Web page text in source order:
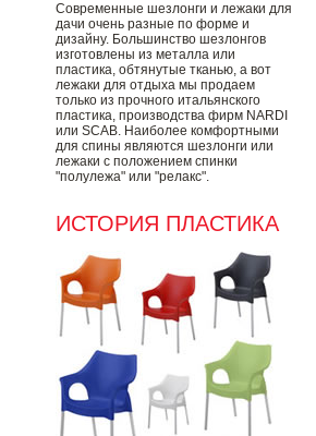
Современные шезлонги и лежаки для
дачи очень разные по форме и
дизайну. Большинство шезлонгов
изготовлены из металла или
пластика, обтянутые тканью, а вот
лежаки для отдыха мы продаем
только из прочного итальянского
пластика, производства фирм NARDI
или SCAB. Наиболее комфортными
для спины являются шезлонги или
лежаки с положением спинки
"полулежа" или "релакс".
ИСТОРИЯ ПЛАСТИКА